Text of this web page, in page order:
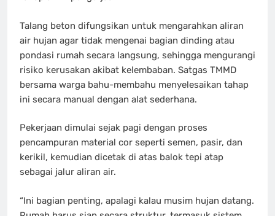
Talang beton difungsikan untuk mengarahkan aliran
air hujan agar tidak mengenai bagian dinding atau
pondasi rumah secara langsung, sehingga mengurangi
risiko kerusakan akibat kelembaban. Satgas TMMD
bersama warga bahu-membahu menyelesaikan tahap
ini secara manual dengan alat sederhana.
Pekerjaan dimulai sejak pagi dengan proses
pencampuran material cor seperti semen, pasir, dan
kerikil, kemudian dicetak di atas balok tepi atap
sebagai jalur aliran air.
“Ini bagian penting, apalagi kalau musim hujan datang.